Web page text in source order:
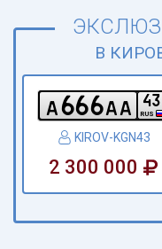
В
a666aa RUS
43
KIROV-KGN43
2 300 000